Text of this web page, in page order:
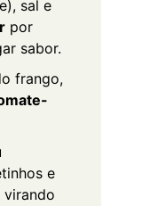
sal e
por
sabor.
frango,
e